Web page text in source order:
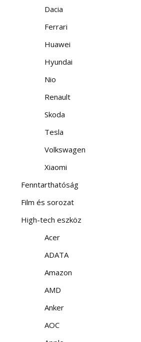
Dacia
Ferrari
Huawei
Hyundai
Nio
Renault
Skoda
Tesla
Volkswagen
Xiaomi
Fenntarthatóság
Film és sorozat
High-tech eszköz
Acer
ADATA
Amazon
AMD
Anker
AOC